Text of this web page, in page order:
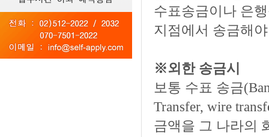
수표송금이나 은
지점에서 송금해
※외한 송금시
보통 수표 송금
Transfer, wire
금액을 그 나라의